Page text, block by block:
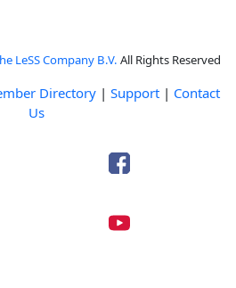
LeSS Company B.V. All Rights Reserved
Directory | Support | Contact
Us